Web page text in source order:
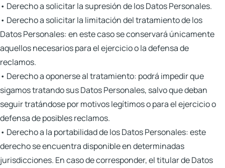
• Derecho a solicitar la supresión de los Datos Personales.
• Derecho a solicitar la limitación del tratamiento de los
Datos Personales:en este caso se conservará únicamente
aquellos necesarios para el ejercicio o la defensa de
reclamos.
• Derecho a oponerse al tratamiento: podrá impedir que
sigamos tratando sus Datos Personales, salvo que deban
seguir tratándose por motivos legítimos o para el ejercicio o
defensa de posibles reclamos.
• Derecho a la portabilidad de los Datos Personales:este
derecho se encuentra disponible en determinadas
jurisdicciones. En caso de corresponder, el titular de Datos